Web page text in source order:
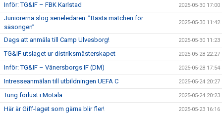
Inför: TG&IF – FBK Karlstad 2025-05-30 17:00
Juniorerna slog serieledaren: ”Bästa matchen för
säsongen”
2025-05-30 11:42
Dags att anmäla till Camp Ulvesborg! 2025-05-30 11:23
TG&IF utslaget ur distriksmästerskapet 2025-05-28 22:27
Inför: TG&IF – Vänersborgs IF (DM) 2025-05-28 17:54
Intresseanmälan till utbildningen UEFA C 2025-05-24 20:27
Tung förlust i Motala 2025-05-24 20:23
Här är Giff-laget som gärna blir fler! 2025-05-23 16:16